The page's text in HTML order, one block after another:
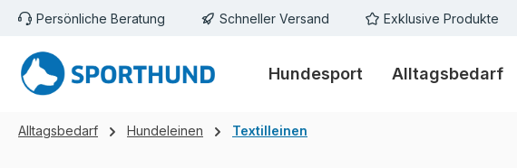
Hauptinhalt springen
Zur Suche springen
Zur Hauptnavigation springen
Persönliche Beratung Schneller Versand Exklusive Produkte
Hundesport Alltagsbedarf
Alltagsbedarf Hundeleinen Textilleinen